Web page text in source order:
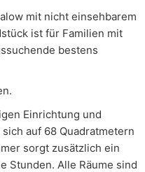
mit nicht einsehbarem
ist für Familien mit
bestens
Einrichtung und
auf 68 Quadratmetern
sorgt zusätzlich ein
Stunden. Alle Räume sind